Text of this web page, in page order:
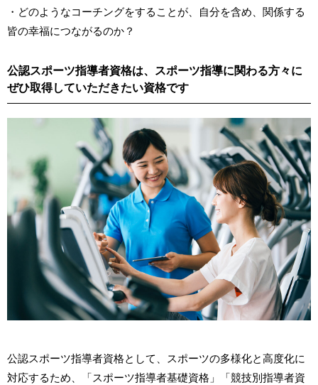
・どのようなコーチングをすることが、自分を含め、関係する
皆の幸福につながるのか？
公認スポーツ指導者資格は、スポーツ指導に関わる方々に
ぜひ取得していただきたい資格です
公認スポーツ指導者資格として、スポーツの多様化と高度化に
対応するため、「スポーツ指導者基礎資格」「競技別指導者資